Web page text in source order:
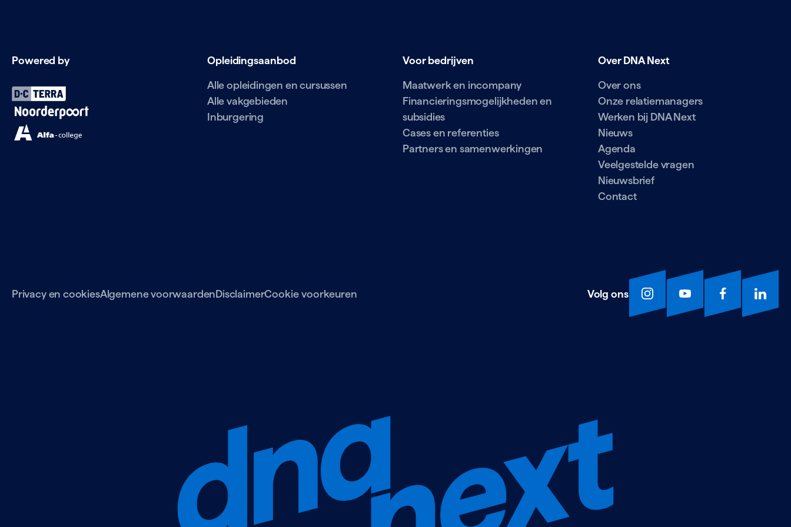
Powered by Opleidingsaanbod
Alle opleidingen en cursussen
Alle vakgebieden
Inburgering
Voor bedrijven
Maatwerk en incompany
Financieringsmogelijkheden en
subsidies
Cases en referenties
Partners en samenwerkingen
Over DNA Next
Over ons
Onze relatiemanagers
Werken bij DNA Next
Nieuws
Agenda
Veelgestelde vragen
Nieuwsbrief
Contact
Privacy en cookiesAlgemene voorwaardenDisclaimerCookie voorkeuren Volg ons